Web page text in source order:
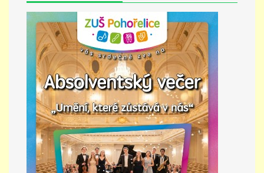
PŘÍMĚSTSKÝ TÁBOR
MISS VÝTVARNÝ MODEL
ZAMĚSTNÁNÍ
DOTACE